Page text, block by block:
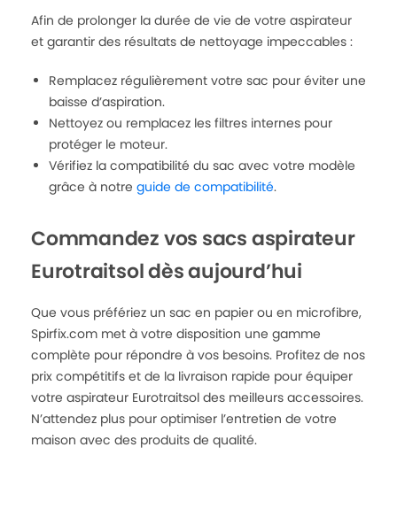
Afin de prolonger la durée de vie de votre aspirateur
et garantir des résultats de nettoyage impeccables :
Remplacez régulièrement votre sac pour éviter une
baisse d’aspiration.
Nettoyez ou remplacez les filtres internes pour
protéger le moteur.
Vérifiez la compatibilité du sac avec votre modèle
grâce à notre guide de compatibilité.
Commandez vos sacs aspirateur
Eurotraitsol dès aujourd’hui
Que vous préfériez un sac en papier ou en microfibre,
Spirfix.com met à votre disposition une gamme
complète pour répondre à vos besoins. Profitez de nos
prix compétitifs et de la livraison rapide pour équiper
votre aspirateur Eurotraitsol des meilleurs accessoires.
N’attendez plus pour optimiser l’entretien de votre
maison avec des produits de qualité.